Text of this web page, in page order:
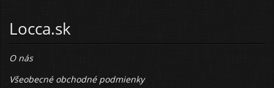
Locca.sk
O nás
Všeobecné obchodné podmienky